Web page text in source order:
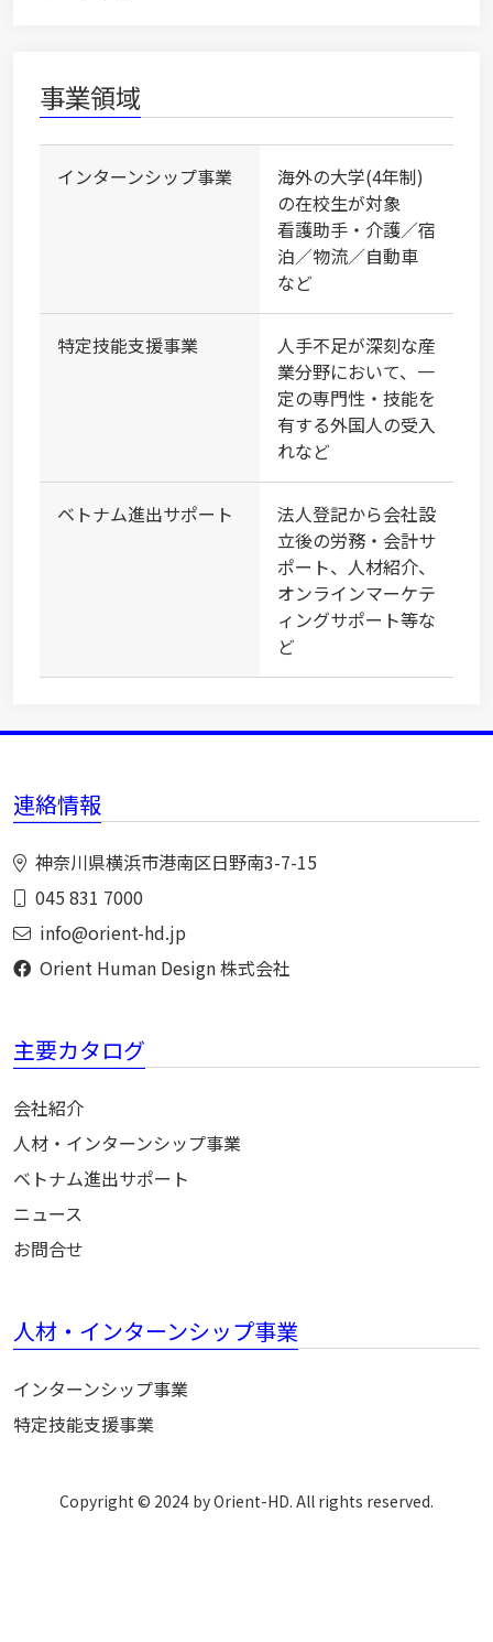
事業領域
インターンシップ事業
海外の大学(4年制)
の在校生が対象
看護助手・介護／宿
泊／物流／自動車
など
特定技能支援事業
人手不足が深刻な産
業分野において、一
定の専門性・技能を
有する外国人の受入
れなど
ベトナム進出サポート
法人登記から会社設
立後の労務・会計サ
ポート、人材紹介、
オンラインマーケテ
ィングサポート等な
ど
連絡情報
神奈川県横浜市港南区日野南3-7-15
045 831 7000
info@orient-hd.jp
Orient Human Design 株式会社
主要カタログ
会社紹介
人材・インターンシップ事業
ベトナム進出サポート
ニュース
お問合せ
人材・インターンシップ事業
インターンシップ事業
特定技能支援事業
Copyright © 2024 by Orient-HD. All rights reserved.